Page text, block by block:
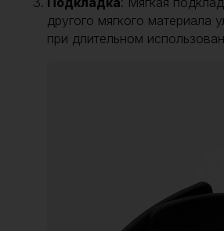
другого мягкого материала
при длительном